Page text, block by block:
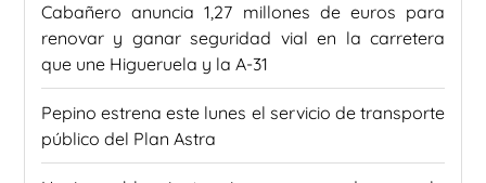
Cabañero anuncia 1,27 millones de euros para
renovar y ganar seguridad vial en la carretera
que une Higueruela y la A-31
Pepino estrena este lunes el servicio de transporte
público del Plan Astra